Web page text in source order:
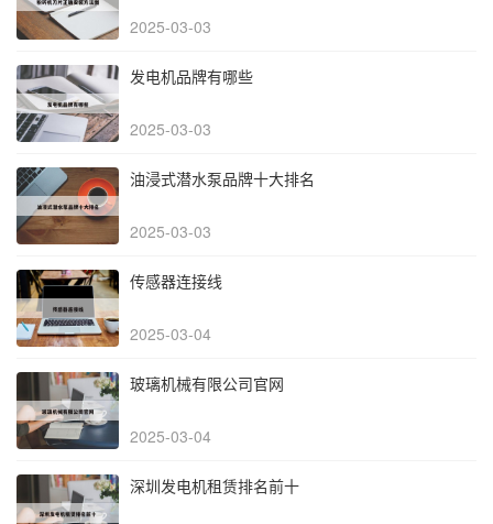
2025-03-03
发电机品牌有哪些
2025-03-03
油浸式潜水泵品牌十大排名
2025-03-03
传感器连接线
2025-03-04
玻璃机械有限公司官网
2025-03-04
深圳发电机租赁排名前十